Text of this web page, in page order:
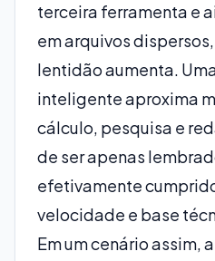
terceira ferramenta e
em arquivos
lentidão aumenta.
inteligente aproxima
cálculo, pesquisa e
de ser apenas
efetivamente
velocidade e base
Em um cenário assim,